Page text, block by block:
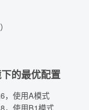
的最优配置
，使用A模式
，使用B1模式